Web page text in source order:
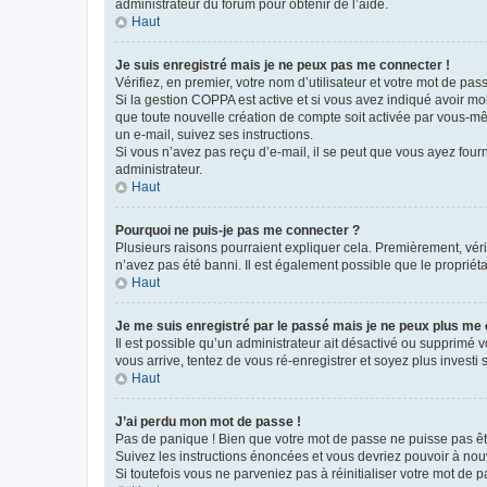
administrateur du forum pour obtenir de l’aide.
Haut
Je suis enregistré mais je ne peux pas me connecter !
Vérifiez, en premier, votre nom d’utilisateur et votre mot de
Si la gestion COPPA est active et si vous avez indiqué avoir
que toute nouvelle création de compte soit activée par vous-
un e-mail, suivez ses instructions.
Si vous n’avez pas reçu d’e-mail, il se peut que vous ayez
administrateur.
Haut
Pourquoi ne puis-je pas me connecter ?
Plusieurs raisons pourraient expliquer cela. Premièrement,
n’avez pas été banni. Il est également possible que le
Haut
Je me suis enregistré par le passé mais je ne peux plus me
Il est possible qu’un administrateur ait désactivé ou
vous arrive, tentez de vous ré-enregistrer et soyez plus investi
Haut
J’ai perdu mon mot de passe !
Pas de panique ! Bien que votre mot de passe ne puisse pas
Suivez les instructions énoncées et vous devriez pouvoir à
Si toutefois vous ne parveniez pas à réinitialiser votre mot de